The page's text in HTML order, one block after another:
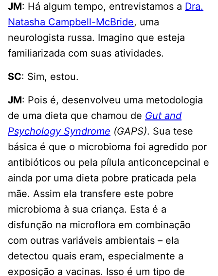
JM: Há algum tempo, entrevistamos a Dra.
Natasha Campbell-McBride, uma
neurologista russa. Imagino que esteja
familiarizada com suas atividades.
SC: Sim, estou.
JM: Pois é, desenvolveu uma metodologia
de uma dieta que chamou de Gut and
Psychology Syndrome (GAPS). Sua tese
básica é que o microbioma foi agredido por
antibióticos ou pela pílula anticoncepcinal e
ainda por uma dieta pobre praticada pela
mãe. Assim ela transfere este pobre
microbioma à sua criança. Esta é a
disfunção na microflora em combinação
com outras variáveis ambientais – ela
detectou quais eram, especialmente a
exposição a vacinas. Isso é um tipo de